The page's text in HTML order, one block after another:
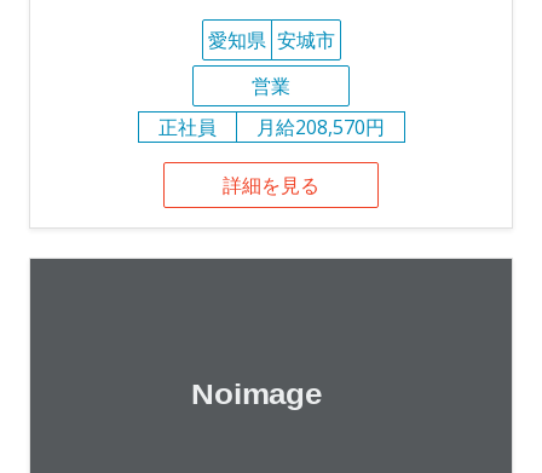
愛知県 安城市
営業
正社員
月給208,570円
詳細を見る